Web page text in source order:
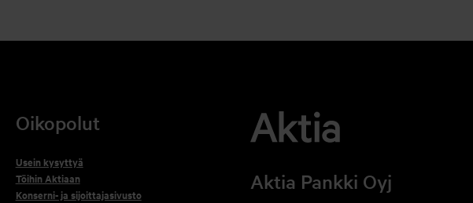
Oikopolut
Usein kysyttyä
Töihin Aktiaan
Konserni- ja sijoittajasivusto
Aktia Pankki Oyj